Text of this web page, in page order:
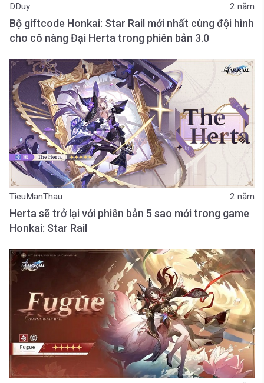
DDuy 2 năm
Bộ giftcode Honkai: Star Rail mới nhất cùng đội hình
cho cô nàng Đại Herta trong phiên bản 3.0
TieuManThau 2 năm
Herta sẽ trở lại với phiên bản 5 sao mới trong game
Honkai: Star Rail